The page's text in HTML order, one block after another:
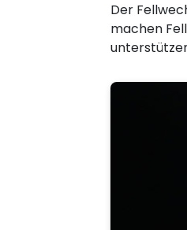
Der
machen